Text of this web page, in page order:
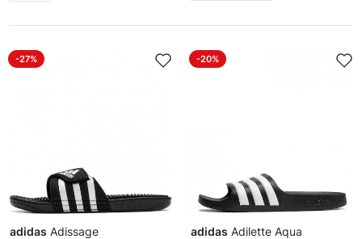
-27%
adidas Adissage
-20%
adidas Adilette Aqua